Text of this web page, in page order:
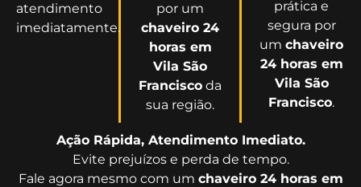
atendimento
imediatamente.
por um
chaveiro 24
horas em
Vila São
Francisco da
sua região.
prática e
segura por
umchaveiro
24 horas em
Vila São
Francisco.
Ação Rápida, Atendimento Imediato.
Evite prejuízos e perda de tempo.
Fale agora mesmo com um chaveiro 24 horas em